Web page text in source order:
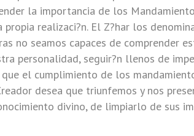
la importancia de los
realizaci?n. El Z?har los
no seamos capaces de comprender
personalidad, seguir?n llenos de
el cumplimiento de los
desea que triunfemos y nos
divino, de limpiarlo de sus